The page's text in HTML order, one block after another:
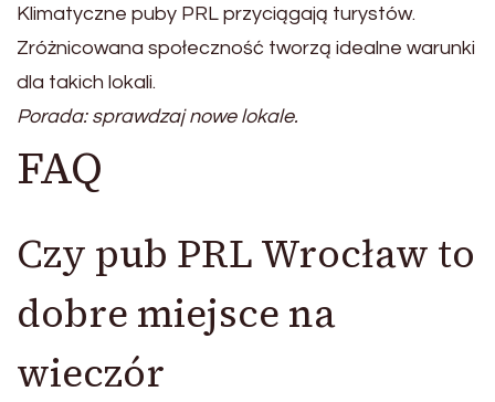
Klimatyczne puby PRL przyciągają turystów.
Zróżnicowana społeczność tworzą idealne warunki
dla takich lokali.
Porada: sprawdzaj nowe lokale.
FAQ
Czy pub PRL Wrocław to
dobre miejsce na
wieczór